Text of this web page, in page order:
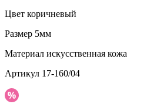
Цвет коричневый
Размер 5мм
Материал искусственная кожа
Артикул 17-160/04